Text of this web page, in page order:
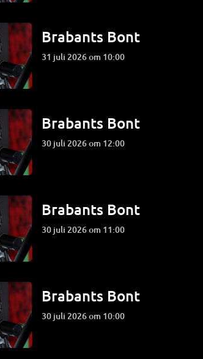
Brabants Bont
31 juli 2026 om 10:00
Brabants Bont
30 juli 2026 om 12:00
Brabants Bont
30 juli 2026 om 11:00
Brabants Bont
30 juli 2026 om 10:00